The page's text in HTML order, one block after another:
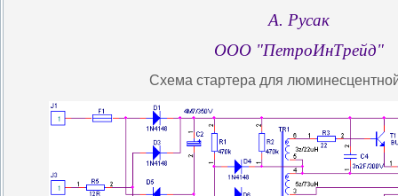
А. Русак
ООО "ПетроИнТрейд"
Схема стартера для